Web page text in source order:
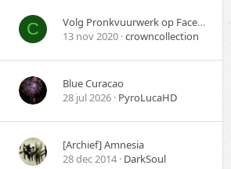
C
Volg Pronkvuurwerk op Facebook.
13 nov 2020 crowncollection
Blue Curacao
28 jul 2026 PyroLucaHD
[Archief] Amnesia
28 dec 2014 DarkSoul